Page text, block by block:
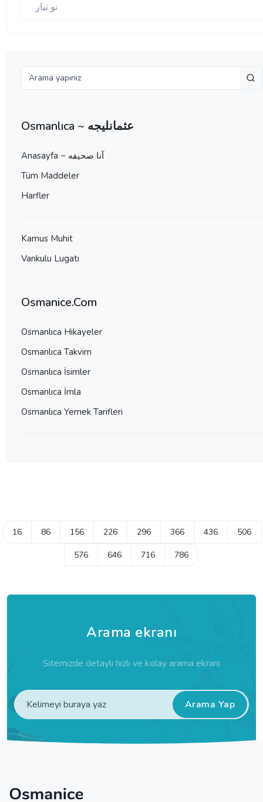
نو نياز
Osmanlıca ~ عثمانليجه
Anasayfa ~ آنا صحيفه
Tüm Maddeler
Harfler
Kamus Muhit
Vankulu Lugatı
Osmanice.Com
Osmanlıca Hikayeler
Osmanlıca Takvim
Osmanlıca İsimler
Osmanlıca İmla
Osmanlıca Yemek Tarifleri
16 86 156 226 296 366 436 506
576 646 716 786
Arama ekranı
Sitemizde detaylı hızlı ve kolay arama ekranı
Arama Yap